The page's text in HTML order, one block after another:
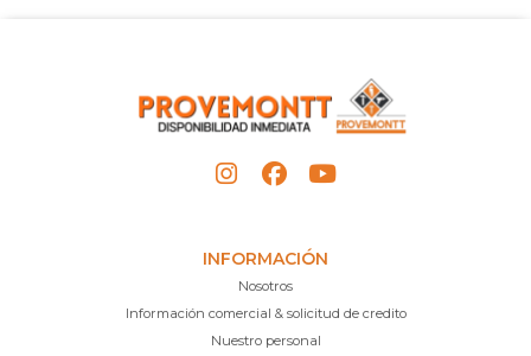
INFORMACIÓN
Nosotros
Información comercial & solicitud de credito
Nuestro personal